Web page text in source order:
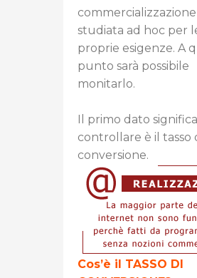
commercializzazione
studiata ad hoc per
proprie esigenze. A
punto sarà possibile
monitarlo.
Il primo dato
controllare è il tasso
conversione.
Cos’è il TASSO DI